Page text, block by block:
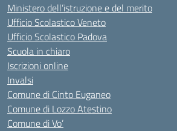
Ministero dell’istruzione e del merito
Ufficio Scolastico Veneto
Ufficio Scolastico Padova
Scuola in chiaro
Iscrizioni online
Invalsi
Comune di Cinto Euganeo
Comune di Lozzo Atestino
Comune di Vo’